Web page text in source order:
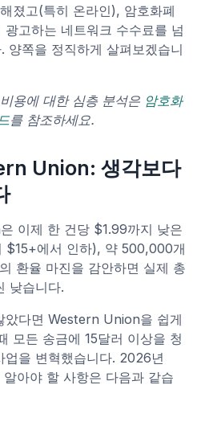
졌고(특히 온라인), 암호화폐
고하는 네트워크 수수료를 넘
양쪽을 정직하게 살펴보겠습니
용에 대한 심층 분석은 암호화
를 참조하세요.
Union: 생각보다
이제 한 건당 $1.99까지 낮은
$15+에서 인하), 약 500,000개
환율 마진을 감안하면 실제 총
낮습니다.
았다면 Western Union을 쉽게
모든 송금에 15달러 이상을 청
업을 변혁했습니다. 2026년
알아야 할 사항은 다음과 같습